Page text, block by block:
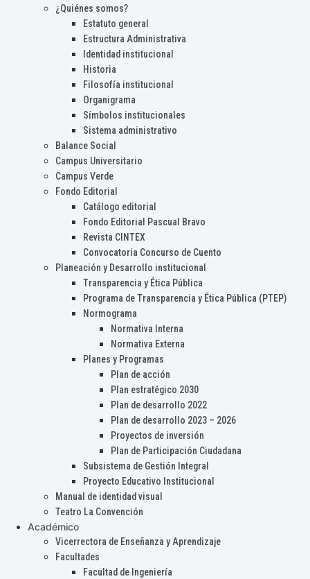
¿Quiénes somos?
Estatuto general
Estructura Administrativa
Identidad institucional
Historia
Filosofía institucional
Organigrama
Símbolos institucionales
Sistema administrativo
Balance Social
Campus Universitario
Campus Verde
Fondo Editorial
Catálogo editorial
Fondo Editorial Pascual Bravo
Revista CINTEX
Convocatoria Concurso de Cuento
Planeación y Desarrollo institucional
Transparencia y Ética Pública
Programa de Transparencia y Ética Pública (PTEP)
Normograma
Normativa Interna
Normativa Externa
Planes y Programas
Plan de acción
Plan estratégico 2030
Plan de desarrollo 2022
Plan de desarrollo 2023 – 2026
Proyectos de inversión
Plan de Participación Ciudadana
Subsistema de Gestión Integral
Proyecto Educativo Institucional
Manual de identidad visual
Teatro La Convención
Académico
Vicerrectora de Enseñanza y Aprendizaje
Facultades
Facultad de Ingeniería